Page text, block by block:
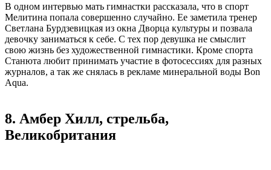
В одном интервью мать гимнастки рассказала, что в спорт
Мелитина попала совершенно случайно. Ее заметила тренер
Светлана Бурдзевицкая из окна Дворца культуры и позвала
девочку заниматься к себе. С тех пор девушка не смыслит
свою жизнь без художественной гимнастики. Кроме спорта
Станюта любит принимать участие в фотосессиях для разных
журналов, а так же снялась в рекламе минеральной воды Bon
Aqua.
8. Амбер Хилл, стрельба,
Великобритания